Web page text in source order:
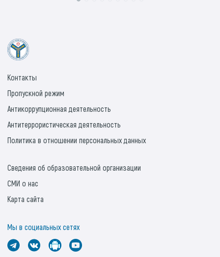
Контакты
Пропускной режим
Антикоррупционная деятельность
Антитеррористическая деятельность
Политика в отношении персональных данных
Сведения об образовательной организации
СМИ о нас
Карта сайта
Мы в социальных сетях